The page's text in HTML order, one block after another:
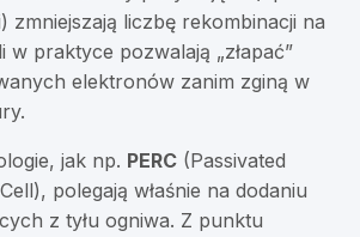
zmniejszają liczbę rekombinacji na
praktyce pozwalają „złapać”
elektronów zanim zginą w
jak np. PERC (Passivated
polegają właśnie na dodaniu
z tyłu ogniwa. Z punktu